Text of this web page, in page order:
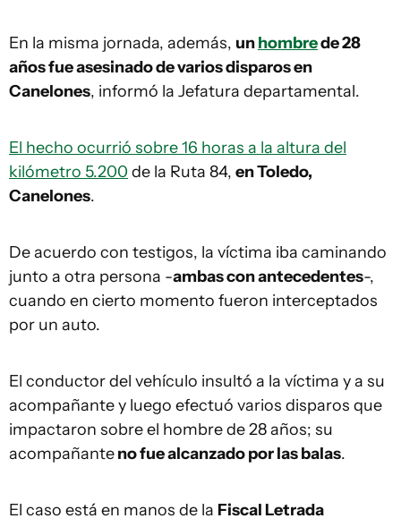
En la misma jornada, además, unhombrede 28
años fue asesinado de varios disparos en
Canelones, informó la Jefatura departamental.
El hecho ocurrió sobre 16 horas a la altura del
kilómetro 5.200 de la Ruta 84, en Toledo,
Canelones.
De acuerdo con testigos, la víctima iba caminando
junto a otra persona -ambas con antecedentes-,
cuando en cierto momento fueron interceptados
por un auto.
El conductor del vehículo insultó a la víctima y a su
acompañante y luego efectuó varios disparos que
impactaron sobre el hombre de 28 años; su
acompañanteno fue alcanzado por las balas.
El caso está en manos de la Fiscal Letrada